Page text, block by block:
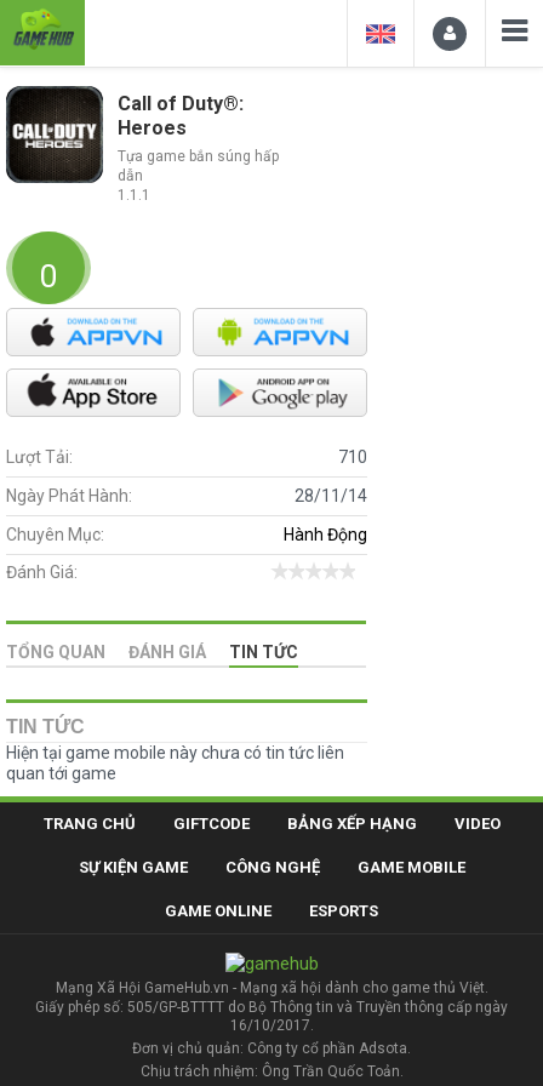
Call of Duty®:
Heroes
Tựa game bắn súng hấp
dẫn
1.1.1
0
Lượt Tải:
710
Ngày Phát Hành:
28/11/14
Chuyên Mục:
Hành Động
Đánh Giá:
TỔNG QUAN ĐÁNH GIÁ TIN TỨC
TIN TỨC
Hiện tại game mobile này chưa có tin tức liên
quan tới game
TRANG CHỦ GIFTCODE BẢNG XẾP HẠNG VIDEO
SỰ KIỆN GAME CÔNG NGHỆ GAME MOBILE
GAME ONLINE ESPORTS
Mạng Xã Hội GameHub.vn - Mạng xã hội dành cho game thủ Việt.
Giấy phép số: 505/GP-BTTTT do Bộ Thông tin và Truyền thông cấp ngày
16/10/2017.
Đơn vị chủ quản: Công ty cổ phần Adsota.
Chịu trách nhiệm: Ông Trần Quốc Toản.